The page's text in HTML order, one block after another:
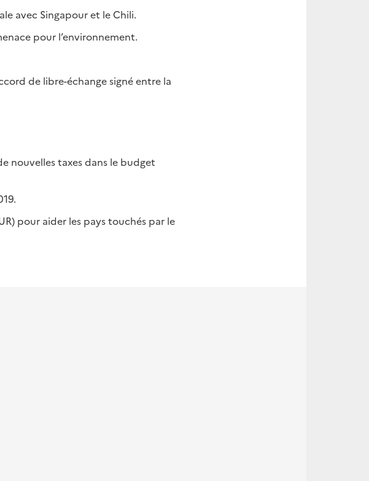
avec Singapour et le Chili.
pour l’environnement.
de libre-échange signé entre la
nouvelles taxes dans le budget
pour aider les pays touchés par le